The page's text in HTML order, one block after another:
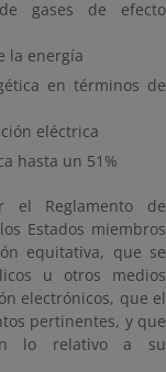
gases de efecto
la energía
en términos de
eléctrica
hasta un 51%
el Reglamento de
Estados miembros
equitativa, que se
u otros medios
electrónicos, que el
pertinentes, y que
lo relativo a su